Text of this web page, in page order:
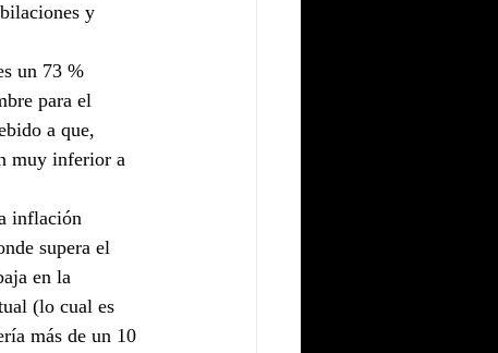
y
un 73 %
para el
a que,
muy inferior a
inflación
supera el
en la
(lo cual es
más de un 10